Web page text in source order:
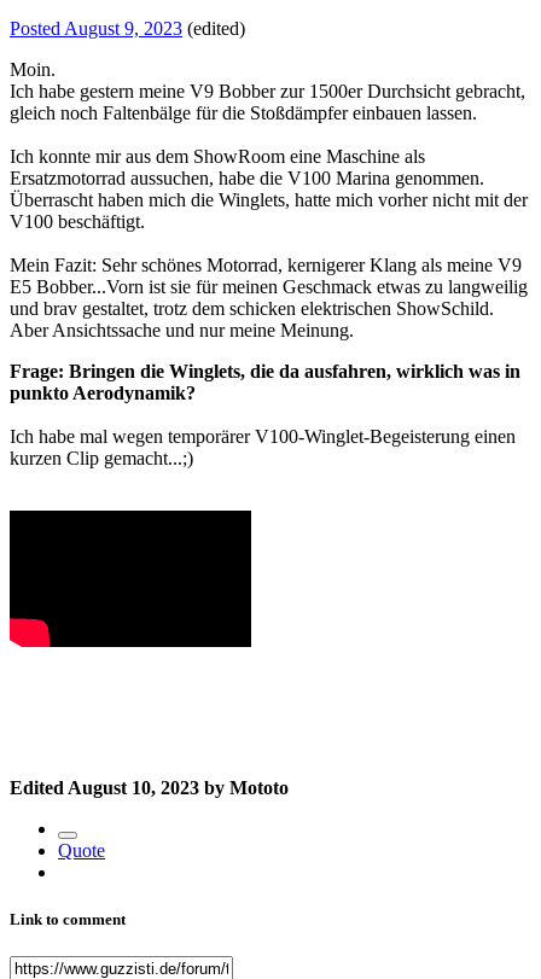
Posted August 9, 2023 (edited)
Moin.
Ich habe gestern meine V9 Bobber zur 1500er Durchsicht gebracht,
gleich noch Faltenbälge für die Stoßdämpfer einbauen lassen.
Ich konnte mir aus dem ShowRoom eine Maschine als
Ersatzmotorrad aussuchen, habe die V100 Marina genommen.
Überrascht haben mich die Winglets, hatte mich vorher nicht mit der
V100 beschäftigt.
Mein Fazit: Sehr schönes Motorrad, kernigerer Klang als meine V9
E5 Bobber...Vorn ist sie für meinen Geschmack etwas zu langweilig
und brav gestaltet, trotz dem schicken elektrischen ShowSchild.
Aber Ansichtssache und nur meine Meinung.
Frage: Bringen die Winglets, die da ausfahren, wirklich was in
punkto Aerodynamik?
Ich habe mal wegen temporärer V100-Winglet-Begeisterung einen
kurzen Clip gemacht...;)
Edited August 10, 2023 by Mototo
Quote
Link to comment